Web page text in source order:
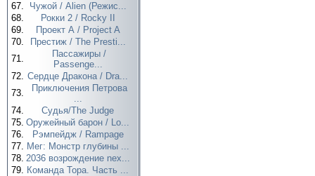
67.
Чужой / Alien (Режис...
68.
Рокки 2 / Rocky II
69.
Проект А / Project A
70.
Престиж / The Presti...
71.
Пассажиры /
Passenge...
72. Сердце Дракона / Dra...
73.
Приключения Петрова
...
74.
Судья/The Judge
75. Оружейный барон / Lo...
76.
Рэмпейдж / Rampage
77. Мег: Монстр глубины ...
78. 2036 возрождение nex...
79. Команда Тора. Часть ...